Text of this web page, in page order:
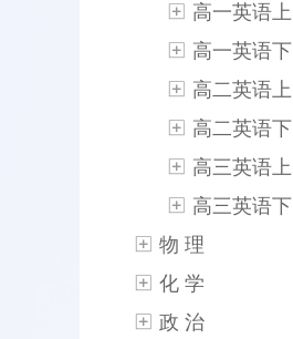
高一英语上
高一英语下
高二英语上
高二英语下
高三英语上
高三英语下
物 理
化 学
政 治